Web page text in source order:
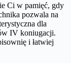
Ci w pamięć, gdy
pozwala na
dla
IV koniugacji.
i łatwiej